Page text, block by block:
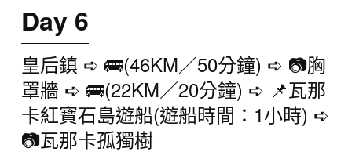
Day 6
皇后鎮 ➪ 🚌(46KM／50分鐘) ➪ 📷胸
罩牆 ➪ 🚌(22KM／20分鐘) ➪ 📌瓦那
卡紅寶石島遊船(遊船時間：1小時) ➪
📷瓦那卡孤獨樹